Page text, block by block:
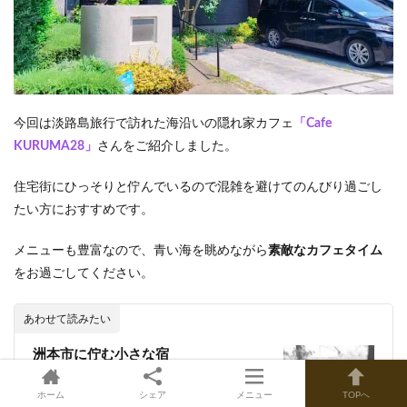
今回は淡路島旅行で訪れた海沿いの隠れ家カフェ
「Cafe
KURUMA28」 さんをご紹介しました。
住宅街にひっそりと佇んでいるので混雑を避けてのんびり過ごし
たい方におすすめです。
メニューも豊富なので、青い海を眺めながら素敵なカフェタイム
をお過ごしてください。
あわせて読みたい
洲本市に佇む小さな宿
MAGATAMA.INN（マガタマイン）宿
泊レポート IN淡路島
ホーム シェア メニュー TOPへ